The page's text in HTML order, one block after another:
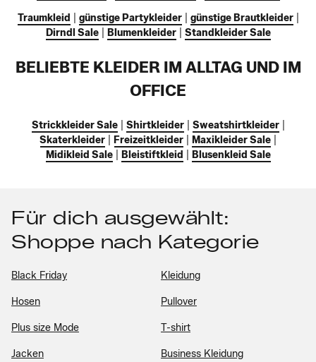
Traumkleid günstige Partykleider| günstige Brautkleider|
Dirndl Sale| Blumenkleider| Standkleider Sale
BELIEBTE KLEIDER IM ALLTAG UND IM
OFFICE
Strickkleider Sale| Shirtkleider| Sweatshirtkleider|
Skaterkleider
Freizeitkleider Maxikleider Sale
Midikleid Sale| Bleistiftkleid Blusenkleid Sale
Für dich ausgewählt:
Shoppe nach Kategorie
Black Friday Kleidung
Hosen Pullover
Plus size Mode T-shirt
Jacken Business Kleidung